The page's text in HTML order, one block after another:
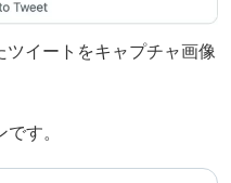
イートをキャプチャ画像
す。